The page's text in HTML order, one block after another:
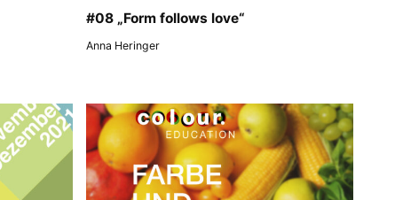
#08 „Form follows love“
Anna Heringer